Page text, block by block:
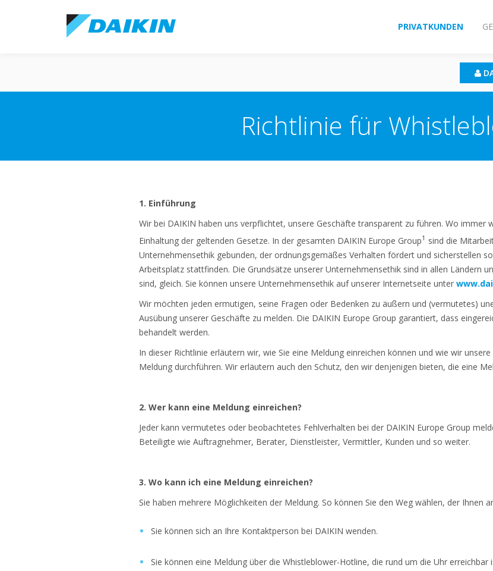
PRIVATKUNDEN
Richtlinie für
1. Einführung
Wir bei DAIKIN haben uns verpflichtet, unsere Geschäfte transparent zu führen. Wo immer
Einhaltung der geltenden Gesetze. In der gesamten DAIKIN Europe Group1 sind die
Unternehmensethik gebunden, der ordnungsgemäßes Verhalten fördert und sicherstellen
Arbeitsplatz stattfinden. Die Grundsätze unserer Unternehmensethik sind in allen Ländern
sind, gleich. Sie können unsere Unternehmensethik auf unserer Internetseite unter
Wir möchten jeden ermutigen, seine Fragen oder Bedenken zu äußern und (vermutetes)
Ausübung unserer Geschäfte zu melden. Die DAIKIN Europe Group garantiert, dass
behandelt werden.
In dieser Richtlinie erläutern wir, wie Sie eine Meldung einreichen können und wie wir
Meldung durchführen. Wir erläutern auch den Schutz, den wir denjenigen bieten, die eine
2. Wer kann eine Meldung einreichen?
Jeder kann vermutetes oder beobachtetes Fehlverhalten bei der DAIKIN Europe Group
Beteiligte wie Auftragnehmer, Berater, Dienstleister, Vermittler, Kunden und so weiter.
3. Wo kann ich eine Meldung einreichen?
Sie haben mehrere Möglichkeiten der Meldung. So können Sie den Weg wählen, der Ihnen
Sie können sich an Ihre Kontaktperson bei DAIKIN wenden.
Sie können eine Meldung über die Whistleblower-Hotline, die rund um die Uhr